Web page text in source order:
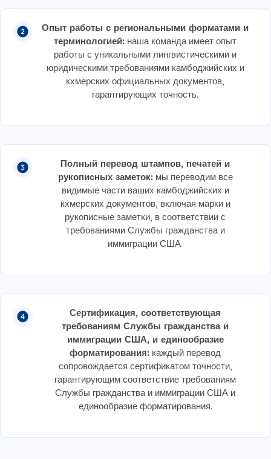
Опыт работы с региональными форматами и
терминологией: наша команда имеет опыт
работы с уникальными лингвистическими и
юридическими требованиями камбоджийских и
кхмерских официальных документов,
гарантирующих точность.
Полный перевод штампов, печатей и
рукописных заметок: мы переводим все
видимые части ваших камбоджийских и
кхмерских документов, включая марки и
рукописные заметки, в соответствии с
требованиями Службы гражданства и
иммиграции США.
Сертификация, соответствующая
требованиям Службы гражданства и
иммиграции США, и единообразие
форматирования: каждый перевод
сопровождается сертификатом точности,
гарантирующим соответствие требованиям
Службы гражданства и иммиграции США и
единообразие форматирования.